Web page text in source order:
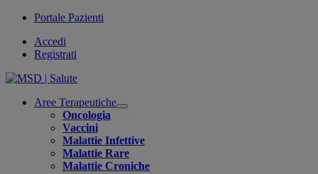
Portale Pazienti
Accedi
Registrati
Aree Terapeutiche
Open
Oncologia
Vaccini
Malattie Infettive
Malattie Rare
Malattie Croniche